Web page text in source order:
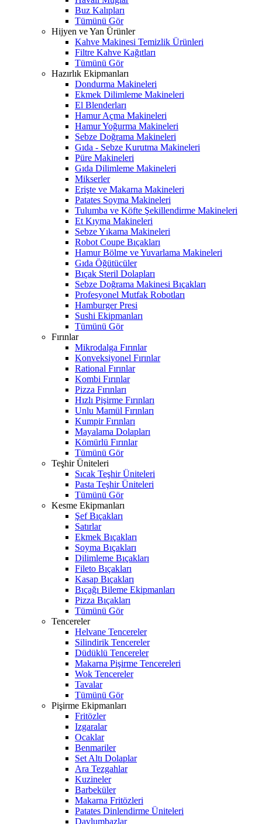
Buz Kalıpları
Tümünü Gör
Hijyen ve Yan Ürünler
Kahve Makinesi Temizlik Ürünleri
Filtre Kahve Kağıtları
Tümünü Gör
Hazırlık Ekipmanları
Dondurma Makineleri
Ekmek Dilimleme Makineleri
El Blenderları
Hamur Açma Makineleri
Hamur Yoğurma Makineleri
Sebze Doğrama Makineleri
Gıda - Sebze Kurutma Makineleri
Püre Makineleri
Gıda Dilimleme Makineleri
Mikserler
Erişte ve Makarna Makineleri
Patates Soyma Makineleri
Tulumba ve Köfte Şekillendirme Makineleri
Et Kıyma Makineleri
Sebze Yıkama Makineleri
Robot Coupe Bıçakları
Hamur Bölme ve Yuvarlama Makineleri
Gıda Öğütücüler
Bıçak Steril Dolapları
Sebze Doğrama Makinesi Bıçakları
Profesyonel Mutfak Robotları
Hamburger Presi
Sushi Ekipmanları
Tümünü Gör
Fırınlar
Mikrodalga Fırınlar
Konveksiyonel Fırınlar
Rational Fırınlar
Kombi Fırınlar
Pizza Fırınları
Hızlı Pişirme Fırınları
Unlu Mamül Fırınları
Kumpir Fırınları
Mayalama Dolapları
Kömürlü Fırınlar
Tümünü Gör
Teşhir Üniteleri
Sıcak Teşhir Üniteleri
Pasta Teşhir Üniteleri
Tümünü Gör
Kesme Ekipmanları
Şef Bıçakları
Satırlar
Ekmek Bıçakları
Soyma Bıçakları
Dilimleme Bıçakları
Fileto Bıçakları
Kasap Bıçakları
Bıçağı Bileme Ekipmanları
Pizza Bıçakları
Tümünü Gör
Tencereler
Helvane Tencereler
Silindirik Tencereler
Düdüklü Tencereler
Makarna Pişirme Tencereleri
Wok Tencereler
Tavalar
Tümünü Gör
Pişirme Ekipmanları
Fritözler
Izgaralar
Ocaklar
Benmariler
Set Altı Dolaplar
Ara Tezgahlar
Kuzineler
Barbeküler
Makarna Fritözleri
Patates Dinlendirme Üniteleri
Davlumbazlar